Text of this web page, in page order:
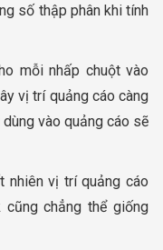
số thập phân khi tính
mỗi nhấp chuột vào
vị trí quảng cáo càng
vào quảng cáo sẽ
nhiên vị trí quảng cáo
chẳng thể giống